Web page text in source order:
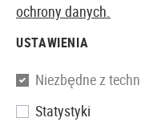
Strona główna
SOF Holster
ochrony danych.
USTAWIENIA
Niezbędne z
Statystyki